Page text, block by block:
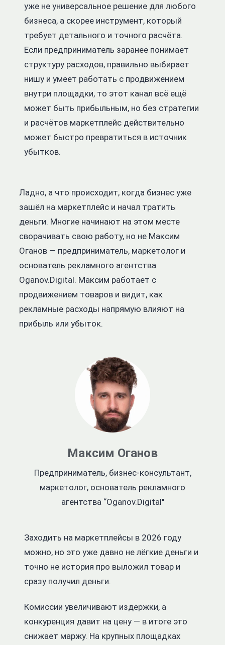
уже не универсальное решение для любого
бизнеса, а скорее инструмент, который
требует детального и точного расчёта.
Если предприниматель заранее понимает
структуру расходов, правильно выбирает
нишу и умеет работать с продвижением
внутри площадки, то этот канал всё ещё
может быть прибыльным, но без стратегии
и расчётов маркетплейс действительно
может быстро превратиться в источник
убытков.
Ладно, а что происходит, когда бизнес уже
зашёл на маркетплейс и начал тратить
деньги. Многие начинают на этом месте
сворачивать свою работу, но не Максим
Оганов — предприниматель, маркетолог и
основатель рекламного агентства
Oganov.Digital. Максим работает с
продвижением товаров и видит, как
рекламные расходы напрямую влияют на
прибыль или убыток.
Максим Оганов
Предприниматель, бизнес-консультант,
маркетолог, основатель рекламного
агентства “Oganov.Digital"
Заходить на маркетплейсы в 2026 году
можно, но это уже давно не лёгкие деньги и
точно не история про выложил товар и
сразу получил деньги.
Комиссии увеличивают издержки, а
конкуренция давит на цену — в итоге это
снижает маржу. На крупных площадках